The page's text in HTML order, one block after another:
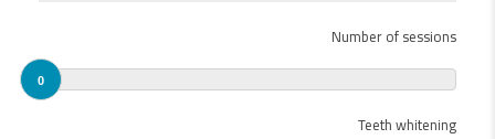
Number of sessions
0
Teeth whitening